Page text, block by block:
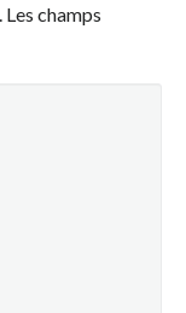
Les champs